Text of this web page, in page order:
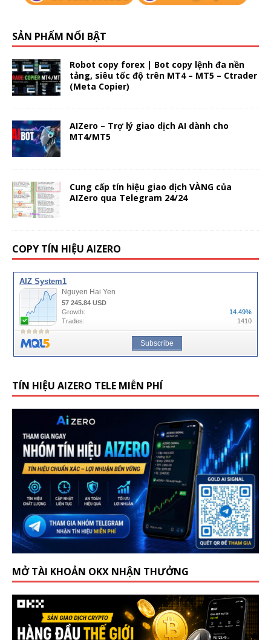
SẢN PHẨM NỔI BẬT
Robot copy forex | Bot copy lệnh đa nền
tảng, siêu tốc độ trên MT4 – MT5 – Ctrader
(Meta Copier)
AIZero – Trợ lý giao dịch AI dành cho
MT4/MT5
Cung cấp tín hiệu giao dịch VÀNG của
AIZero qua Telegram 24/24
COPY TÍN HIỆU AIZERO
TÍN HIỆU AIZERO TELE MIỄN PHÍ
MỞ TÀI KHOẢN OKX NHẬN THƯỞNG